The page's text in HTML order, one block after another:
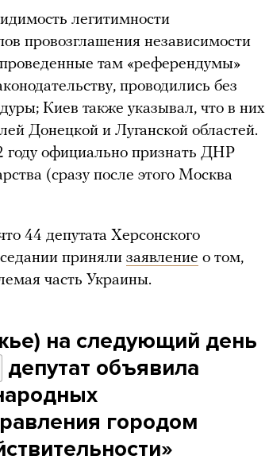
легитимности
провозглашения независимости
там «референдумы»
проводились без
Киев также указывал, что в них
Донецкой и Луганской областей.
году официально признать ДНР
(сразу после этого Москва
44 депутата Херсонского
приняли заявление о том,
часть Украины.
на следующий день
депутат объявила
городом